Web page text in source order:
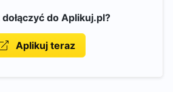
do Aplikuj.pl?
Aplikuj teraz